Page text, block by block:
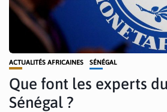
ACTUALITÉS AFRICAINES SÉNÉGAL
Que font les experts
Sénégal ?